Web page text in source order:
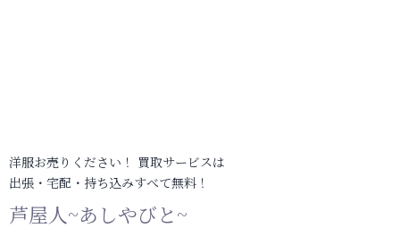
洋服お売りください！ 買取サービスは
出張・宅配・持ち込みすべて無料！
芦屋人~あしやびと~